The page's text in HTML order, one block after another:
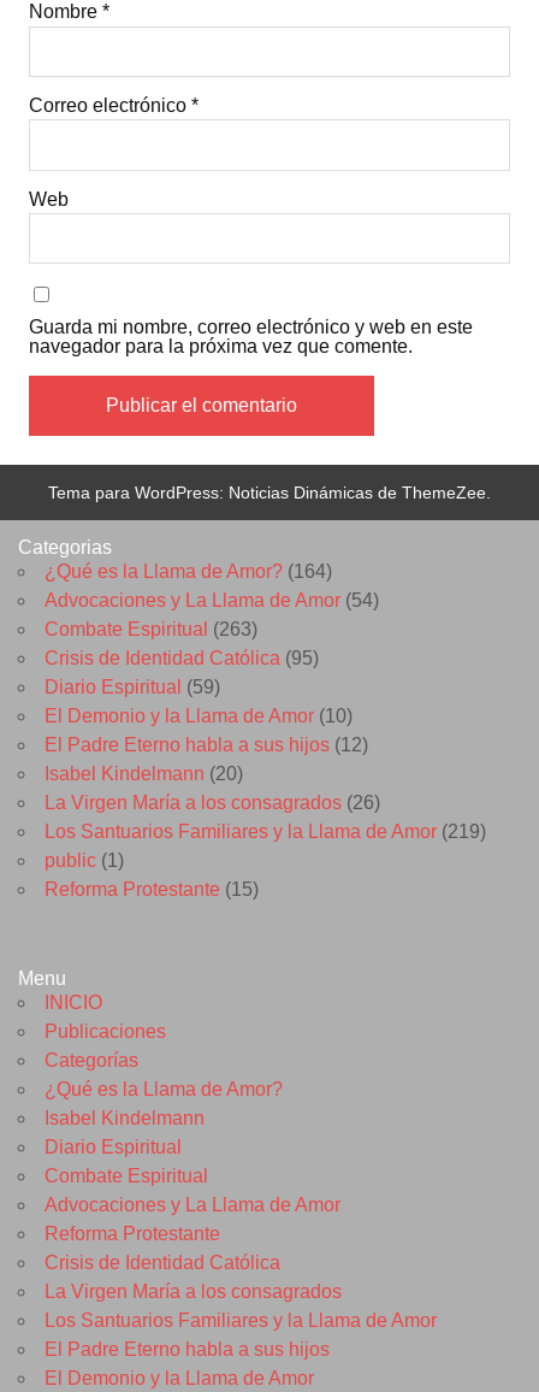
Nombre *
Correo electrónico *
Web
Guarda mi nombre, correo electrónico y web en este
navegador para la próxima vez que comente.
Tema para WordPress: Noticias Dinámicas de ThemeZee.
Categorias
¿Qué es la Llama de Amor? (164)
Advocaciones y La Llama de Amor (54)
Combate Espiritual (263)
Crisis de Identidad Católica (95)
Diario Espiritual (59)
El Demonio y la Llama de Amor (10)
El Padre Eterno habla a sus hijos (12)
Isabel Kindelmann (20)
La Virgen María a los consagrados (26)
Los Santuarios Familiares y la Llama de Amor (219)
public (1)
Reforma Protestante (15)
Menu
INICIO
Publicaciones
Categorías
¿Qué es la Llama de Amor?
Isabel Kindelmann
Diario Espiritual
Combate Espiritual
Advocaciones y La Llama de Amor
Reforma Protestante
Crisis de Identidad Católica
La Virgen María a los consagrados
Los Santuarios Familiares y la Llama de Amor
El Padre Eterno habla a sus hijos
El Demonio y la Llama de Amor